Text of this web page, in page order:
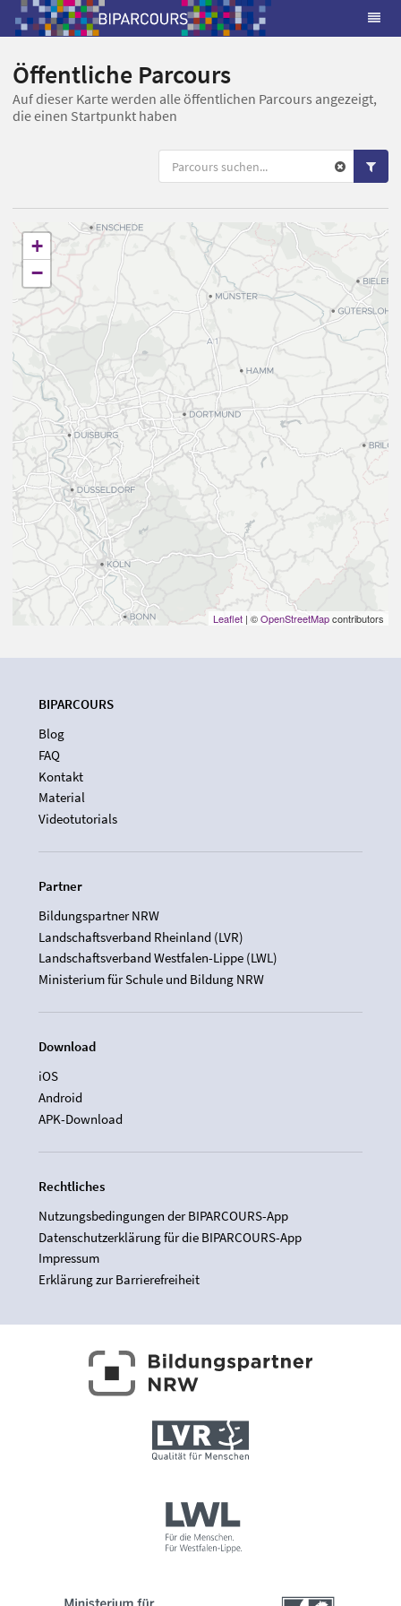
Öffentliche Parcours
Auf dieser Karte werden alle öffentlichen Parcours angezeigt,
die einen Startpunkt haben
+
−
Leaflet | ©OpenStreetMapcontributors
BIPARCOURS
Blog
FAQ
Kontakt
Material
Videotutorials
Partner
Bildungspartner NRW
Landschaftsverband Rheinland (LVR)
Landschaftsverband Westfalen-Lippe (LWL)
Ministerium für Schule und Bildung NRW
Download
iOS
Android
APK-Download
Rechtliches
Nutzungsbedingungen der BIPARCOURS-App
Datenschutzerklärung für die BIPARCOURS-App
Impressum
Erklärung zur Barrierefreiheit